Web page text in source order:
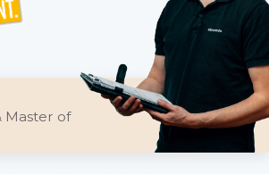
Master of